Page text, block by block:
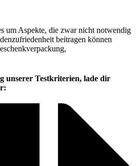
um Aspekte, die zwar nicht notwendig
beitragen können
unserer Testkriterien, lade dir